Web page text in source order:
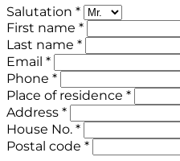
Salutation *
First name *
Last name *
Email *
Phone *
Place of residence *
Address *
House No. *
Postal code *